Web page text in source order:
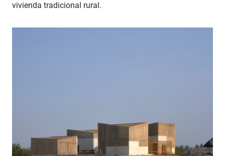
vivienda tradicional rural.